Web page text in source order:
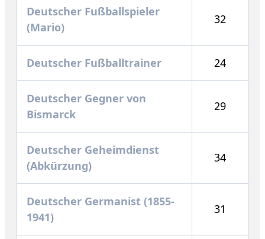
Deutscher Fußballspieler
(Mario)
32
Deutscher Fußballtrainer 24
Deutscher Gegner von
Bismarck
29
Deutscher Geheimdienst
(Abkürzung)
34
Deutscher Germanist (1855-
1941)
31